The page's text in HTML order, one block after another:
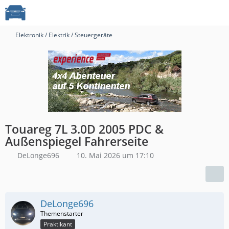
Elektronik / Elektrik / Steuergeräte
Touareg 7L 3.0D 2005 PDC &
Außenspiegel Fahrerseite
DeLonge696 10. Mai 2026 um 17:10
DeLonge696
Praktikant